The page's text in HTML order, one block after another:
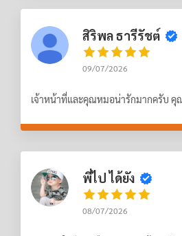
สิริพล ธารีรัชต์
09/07/2026
เจ้าหน้าที่และคุณหมอน่ารักมากครับ คุ
พี่ไป ได้ยัง
08/07/2026